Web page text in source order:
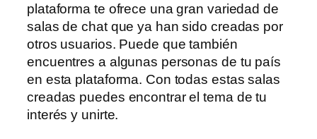
plataforma te ofrece una gran variedad de
salas de chat que ya han sido creadas por
otros usuarios. Puede que también
encuentres a algunas personas de tu país
en esta plataforma. Con todas estas salas
creadas puedes encontrar el tema de tu
interés y unirte.